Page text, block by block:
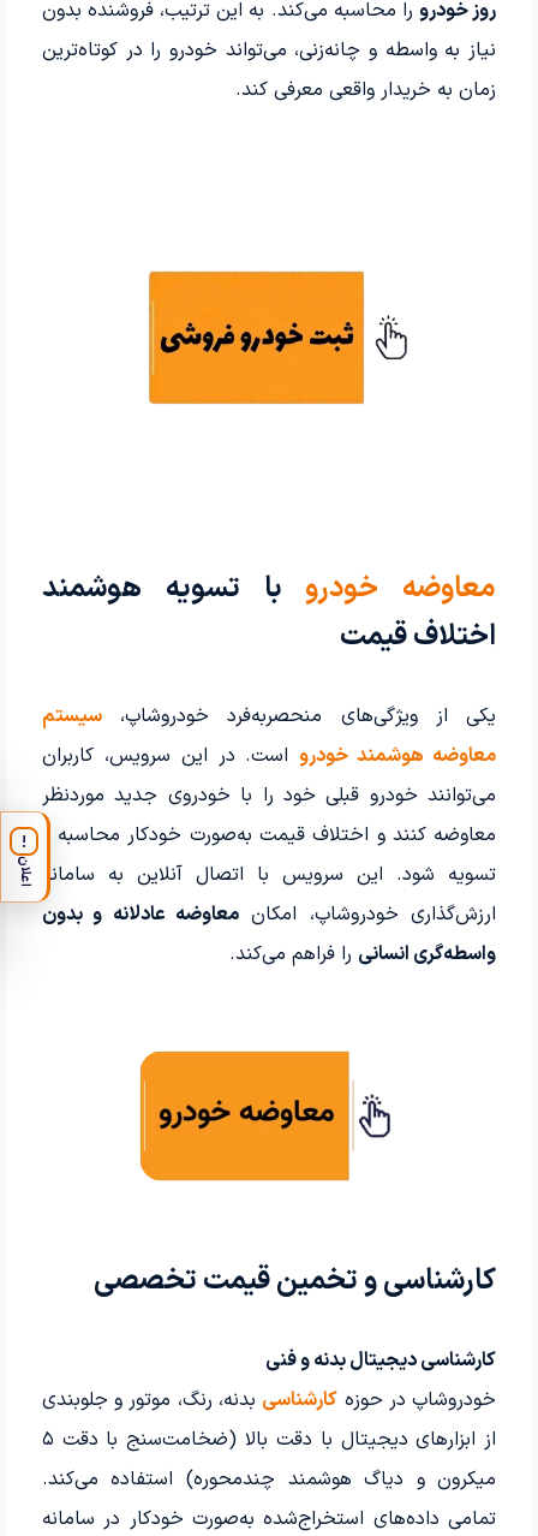
روز خودرورا محاسبه می‌کند. به این ترتیب، فروشنده بدون
نیاز به واسطه و چانه‌زنی، می‌تواند خودرو را در کوتاه‌ترین
زمان به خریدار واقعی معرفی کند.
معاوضه خودروبا تسویه هوشمند
اختلاف قیمت
یکی از ویژگی‌های منحصربه‌فرد خودروشاپ،سیستم
معاوضه هوشمند خودرواست. در این سرویس، کاربران
می‌توانند خودرو قبلی خود را با خودروی جدید موردنظر
معاوضه کنند و اختلاف قیمت به‌صورت خودکار محاسبه و
تسویه شود. این سرویس با اتصال آنلاین به سامانه
ارزش‌گذاری خودروشاپ، امکان معاوضه عادلانه و بدون
واسطه‌گری انسانی را فراهم می‌کند.
کارشناسی و تخمین قیمت تخصصی
کارشناسی دیجیتال بدنه و فنی
خودروشاپ در حوزه کارشناسی بدنه، رنگ، موتور و جلوبندی
از ابزارهای دیجیتال با دقت بالا (ضخامت‌سنج با دقت ۵
میکرون و دیاگ هوشمند چندمحوره) استفاده می‌کند.
تمامی داده‌های استخراج‌شده به‌صورت خودکار در سامانه
!
اعلان